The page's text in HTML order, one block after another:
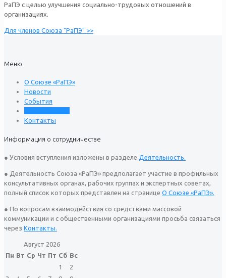
РаПЭ с целью улучшения социально-трудовых отношений в
организациях.
Для членов Союза "РаПЭ" >>
Меню
О Союзе «РаПЭ»
Новости
События
Контакты
Информация о сотрудничестве
● Условия вступления изложены в разделе Деятельность.
● Деятельность Союза «РаПЭ» предполагает участие в профильных
консультативных органах, рабочих группах и экспертных советах,
полный список которых представлен на странице О Союзе «РаПЭ».
● По вопросам взаимодействия со средствами массовой
коммуникации и с общественными организациями просьба связаться
через Контакты.
Август 2026
Пн Вт Ср Чт Пт Сб Вс
1
2